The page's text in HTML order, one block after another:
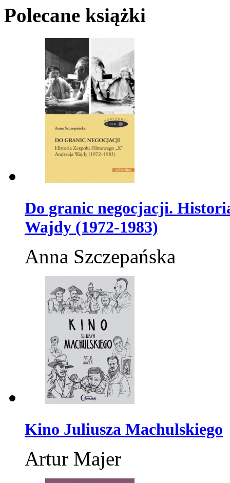
Polecane książki
Do granic negocjacji.
Wajdy (1972-1983)
Anna Szczepańska
Kino Juliusza Machulskiego
Artur Majer